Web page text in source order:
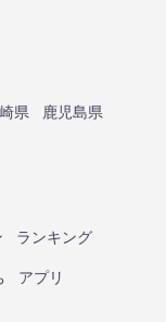
県
鹿児島県
ランキング
アプリ